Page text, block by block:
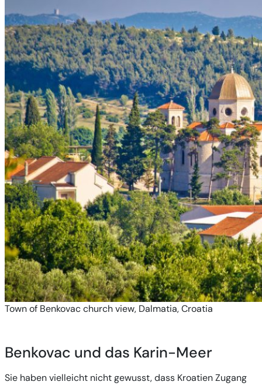
Town of Benkovac church view, Dalmatia, Croatia
Benkovac und das Karin-Meer
Sie haben vielleicht nicht gewusst, dass Kroatien Zugang